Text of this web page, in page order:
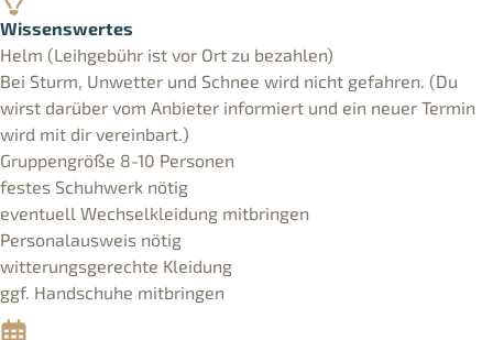
Wissenswertes
Helm (Leihgebühr ist vor Ort zu bezahlen)
Bei Sturm, Unwetter und Schnee wird nicht gefahren. (Du
wirst darüber vom Anbieter informiert und ein neuer Termin
wird mit dir vereinbart.)
Gruppengröße 8-10 Personen
festes Schuhwerk nötig
eventuell Wechselkleidung mitbringen
Personalausweis nötig
witterungsgerechte Kleidung
ggf. Handschuhe mitbringen